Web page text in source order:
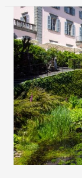
pravěku